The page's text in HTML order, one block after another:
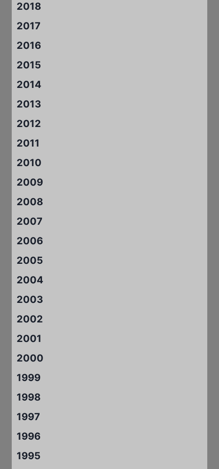
2018
2017
2016
2015
2014
2013
2012
2011
2010
2009
2008
2007
2006
2005
2004
2003
2002
2001
2000
1999
1998
1997
1996
1995